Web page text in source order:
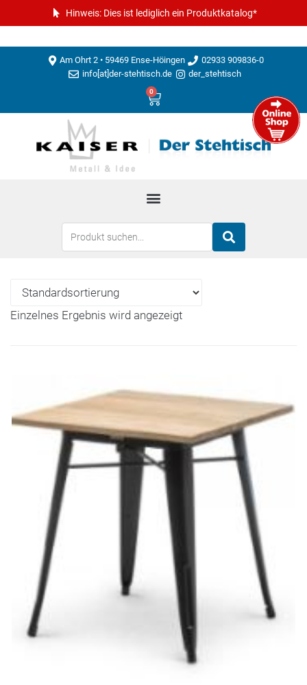
Hinweis: Dies ist lediglich ein Produktkatalog*
Am Ohrt 2 • 59469 Ense-Höingen
02933 909836-0
info[at]der-stehtisch.de
der_stehtisch
0
Einzelnes Ergebnis wird angezeigt